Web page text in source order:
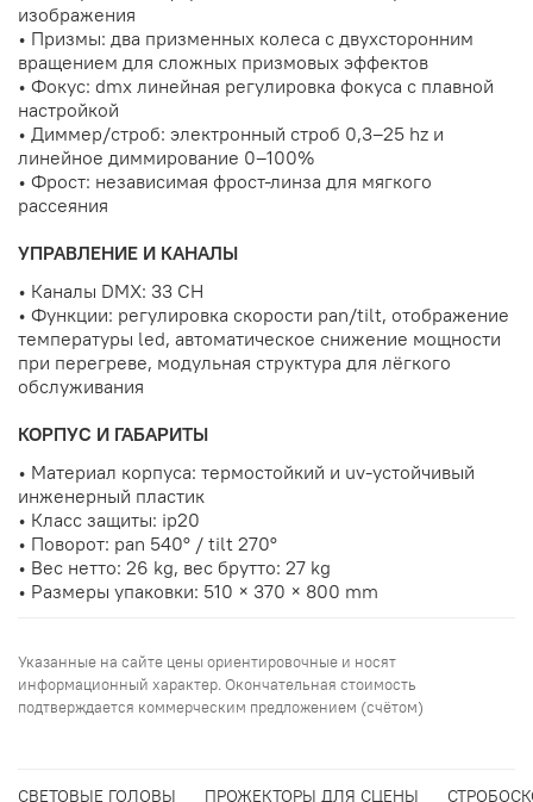
изображения
• Призмы: два призменных колеса с двухсторонним
вращением для сложных призмовых эффектов
• Фокус: dmx линейная регулировка фокуса с плавной
настройкой
• Диммер/строб: электронный строб 0,3–25 hz и
линейное диммирование 0–100%
• Фрост: независимая фрост-линза для мягкого
рассеяния
УПРАВЛЕНИЕ И КАНАЛЫ
• Каналы DMX: 33 CH
• Функции: регулировка скорости pan/tilt, отображение
температуры led, автоматическое снижение мощности
при перегреве, модульная структура для лёгкого
обслуживания
КОРПУС И ГАБАРИТЫ
• Материал корпуса: термостойкий и uv-устойчивый
инженерный пластик
• Класс защиты: ip20
• Поворот: pan 540° / tilt 270°
• Вес нетто: 26 kg, вес брутто: 27 kg
• Размеры упаковки: 510 × 370 × 800 mm
Указанные на сайте цены ориентировочные и носят
информационный характер. Окончательная стоимость
подтверждается коммерческим предложением (счётом)
СВЕТОВЫЕ ГОЛОВЫ ПРОЖЕКТОРЫ ДЛЯ СЦЕНЫ